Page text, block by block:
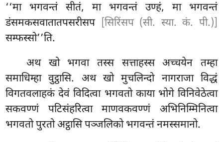
‘‘मा भगवन्तं सीतं, मा भगवन्तं उण्हं, मा भगवन्तं
डंसमकसवातातपसरीसप [सिरिंसप (सी. स्या. कं. पी.)]
सम्फस्सो’’ति.
अथ खो भगवा तस्स सत्ताहस्स अच्चयेन तम्हा
समाधिम्हा वुट्ठासि. अथ खो मुचलिन्दो नागराजा विद्धं
विगतवलाहकं देवं विदित्वा भगवतो काया भोगे विनिवेठेत्वा
सकवण्णं पटिसंहरित्वा माणवकवण्णं अभिनिम्मिनित्वा
भगवतो पुरतो अट्ठासि पञ्जलिको भगवन्तं नमस्समानो.